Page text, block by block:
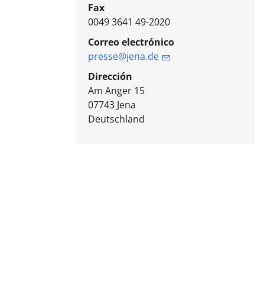
Fax
0049 3641 49-2020
Correo electrónico
presse@jena.de
Dirección
Am Anger 15
07743 Jena
Deutschland